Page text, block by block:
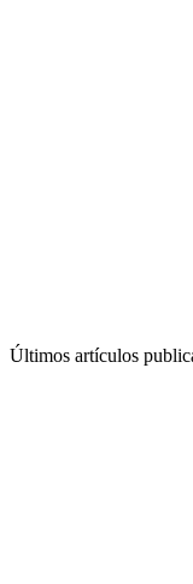
Últimos artículos